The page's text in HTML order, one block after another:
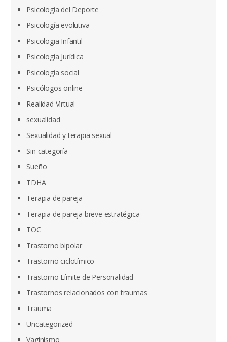
Psicología del Deporte
Psicología evolutiva
Psicologia Infantil
Psicología Jurídica
Psicología social
Psicólogos online
Realidad Virtual
sexualidad
Sexualidad y terapia sexual
Sin categoría
Sueño
TDHA
Terapia de pareja
Terapia de pareja breve estratégica
TOC
Trastorno bipolar
Trastorno ciclotímico
Trastorno Límite de Personalidad
Trastornos relacionados con traumas
Trauma
Uncategorized
Vaginismo